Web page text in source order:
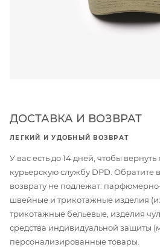
ДОСТАВКА И ВОЗВРАТ
ЛЕГКИЙ И УДОБНЫЙ ВОЗВРАТ
У вас есть до 14 дней, чтобы вернуть
курьерскую службу DPD. Обратите
возврату не подлежат:
швейные и трикотажные изделия
трикотажные бельевые, изделия
средства индивидуальной защиты
персонализированные товары.